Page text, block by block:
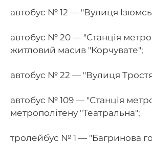
автобус № 12 — "Вулиця
автобус № 20 — "Станція
житловий масив "Корчувате";
автобус № 22 — "Вулиця
автобус № 109 — "Станція
метрополітену "Театральна";
тролейбус № 1 — "Багринова